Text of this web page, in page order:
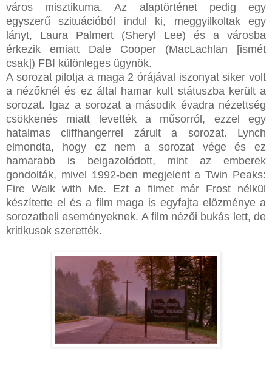
város misztikuma. Az alaptörténet pedig egy
egyszerű szituációból indul ki, meggyilkoltak egy
lányt, Laura Palmert (Sheryl Lee) és a városba
érkezik emiatt Dale Cooper (MacLachlan [ismét
csak]) FBI különleges ügynök.
A sorozat pilotja a maga 2 órájával iszonyat siker volt
a nézőknél és ez által hamar kult státuszba került a
sorozat. Igaz a sorozat a második évadra nézettség
csökkenés miatt levették a műsorról, ezzel egy
hatalmas cliffhangerrel zárult a sorozat. Lynch
elmondta, hogy ez nem a sorozat vége és ez
hamarabb is beigazolódott, mint az emberek
gondolták, mivel 1992-ben megjelent a Twin Peaks:
Fire Walk with Me. Ezt a filmet már Frost nélkül
készítette el és a film maga is egyfajta előzménye a
sorozatbeli eseményeknek. A film nézői bukás lett, de
kritikusok szerették.